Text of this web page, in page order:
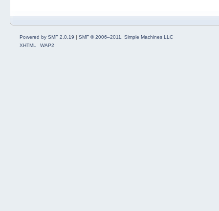
Powered by SMF 2.0.19 | SMF © 2006–2011, Simple Machines LLC
XHTML
WAP2